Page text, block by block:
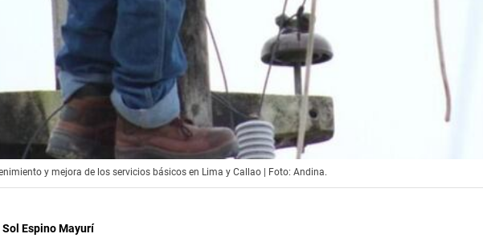
y mejora de los servicios básicos en Lima y Callao | Foto: Andina.
Sol Espino Mayurí